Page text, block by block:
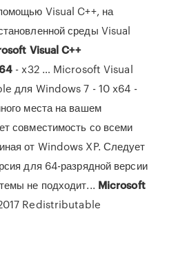
Visual C++, на
среды Visual
Visual C++
- x32 … Microsoft Visual
для Windows 7 - 10 x64 -
места на вашем
совместимость со всеми
от Windows XP. Следует
для 64-разрядной версии
не подходит... Microsoft
Redistributable